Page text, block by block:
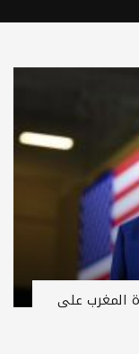
المغرب على